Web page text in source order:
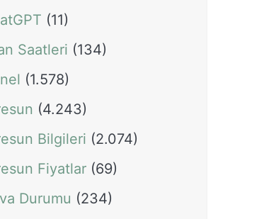
(11)
Saatleri (134)
(1.578)
(4.243)
Bilgileri (2.074)
Fiyatlar (69)
Durumu (234)